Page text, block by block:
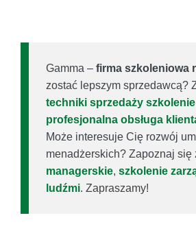
Gamma – firma szkoleniowa
zostać lepszym sprzedawcą?
techniki sprzedaży szkolenie
profesjonalna obsługa
Może interesuje Cię rozwój
menadżerskich? Zapoznaj się
managerskie, szkolenie
ludźmi. Zapraszamy!